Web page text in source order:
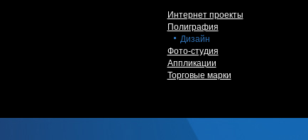
Интернет проекты
Полиграфия
Дизайн
Фото-студия
Аппликации
Торговые марки